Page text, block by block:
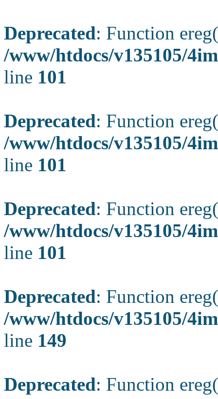
Deprecated: Function
/www/htdocs/v135105/
line 101
Deprecated: Function
/www/htdocs/v135105/
line 101
Deprecated: Function
/www/htdocs/v135105/
line 101
Deprecated: Function
/www/htdocs/v135105/
line 149
Deprecated: Function